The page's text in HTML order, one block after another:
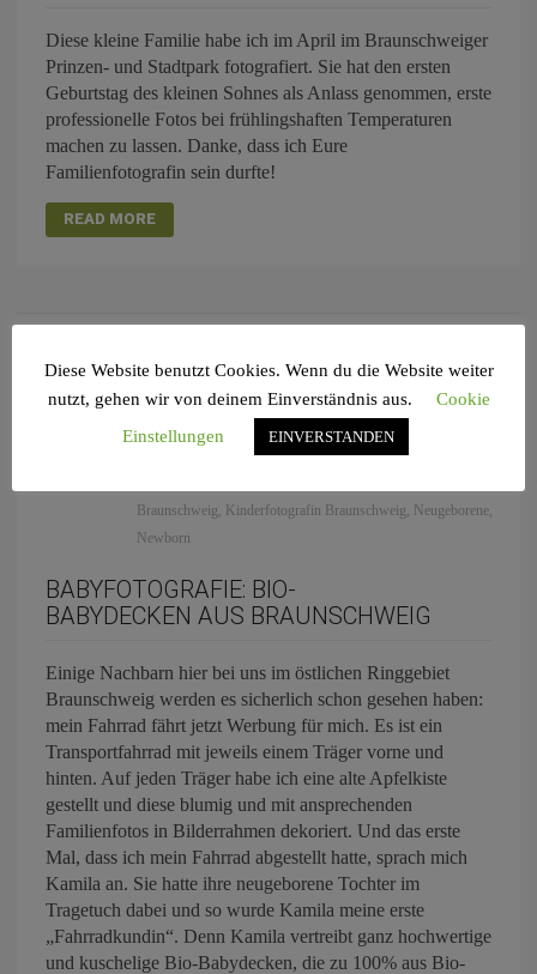
Diese kleine Familie habe ich im April im Braunschweiger
Prinzen- und Stadtpark fotografiert. Sie hat den ersten
Geburtstag des kleinen Sohnes als Anlass genommen, erste
professionelle Fotos bei frühlingshaften Temperaturen
machen zu lassen. Danke, dass ich Eure
Familienfotografin sein durfte!
READ MORE
APR.
04 byAnnette inBabyfotografie,Bio-Babydecke
Neugeborenenfotografie
0 comments
Babyfotografie,Fotograf Braunschweig
Braunschweig, Kinderfotografin Braunschweig, Neugeborene,
Newborn
BABYFOTOGRAFIE: BIO-
BABYDECKEN AUS BRAUNSCHWEIG
Einige Nachbarn hier bei uns im östlichen Ringgebiet
Braunschweig werden es sicherlich schon gesehen haben:
mein Fahrrad fährt jetzt Werbung für mich. Es ist ein
Transportfahrrad mit jeweils einem Träger vorne und
hinten. Auf jeden Träger habe ich eine alte Apfelkiste
gestellt und diese blumig und mit ansprechenden
Familienfotos in Bilderrahmen dekoriert. Und das erste
Mal, dass ich mein Fahrrad abgestellt hatte, sprach mich
Kamila an. Sie hatte ihre neugeborene Tochter im
Tragetuch dabei und so wurde Kamila meine erste
„Fahrradkundin“. Denn Kamila vertreibt ganz hochwertige
und kuschelige Bio-Babydecken, die zu 100% aus Bio-
Diese Website benutzt Cookies. Wenn du die Website weiter
nutzt, gehen wir von deinem Einverständnis aus.
Cookie
Einstellungen
EINVERSTANDEN